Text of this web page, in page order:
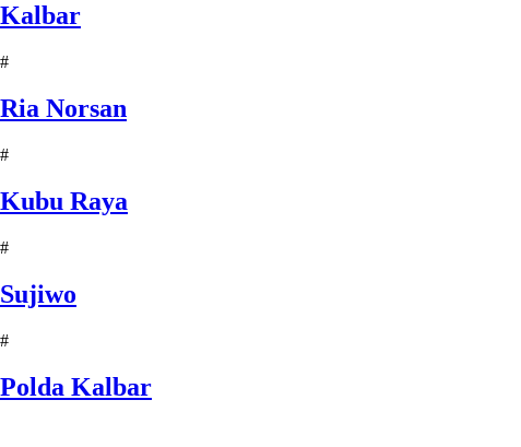
Kalbar
#
Ria Norsan
#
Kubu Raya
#
Sujiwo
#
Polda Kalbar